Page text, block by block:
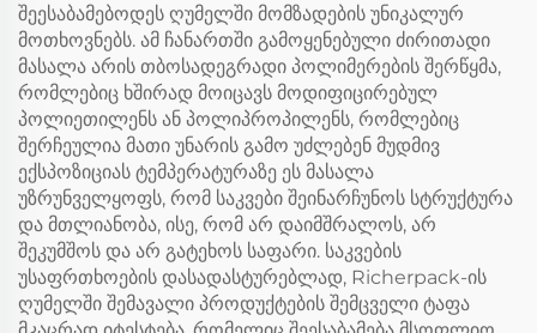
შეესაბამებოდეს ღუმელში მომზადების უნიკალურ
მოთხოვნებს. ამ ჩანართში გამოყენებული ძირითადი
მასალა არის თბოსადეგრადი პოლიმერების შერწყმა,
რომლებიც ხშირად მოიცავს მოდიფიცირებულ
პოლიეთილენს ან პოლიპროპილენს, რომლებიც
შერჩეულია მათი უნარის გამო უძლებენ მუდმივ
ექსპოზიციას ტემპერატურაზე ეს მასალა
უზრუნველყოფს, რომ საკვები შეინარჩუნოს სტრუქტურა
და მთლიანობა, ისე, რომ არ დაიმშრალოს, არ
შეკუმშოს და არ გატეხოს საფარი. საკვების
უსაფრთხოების დასადასტურებლად, Richerpack-ის
ღუმელში შემავალი პროდუქტების შემცველი ტაფა